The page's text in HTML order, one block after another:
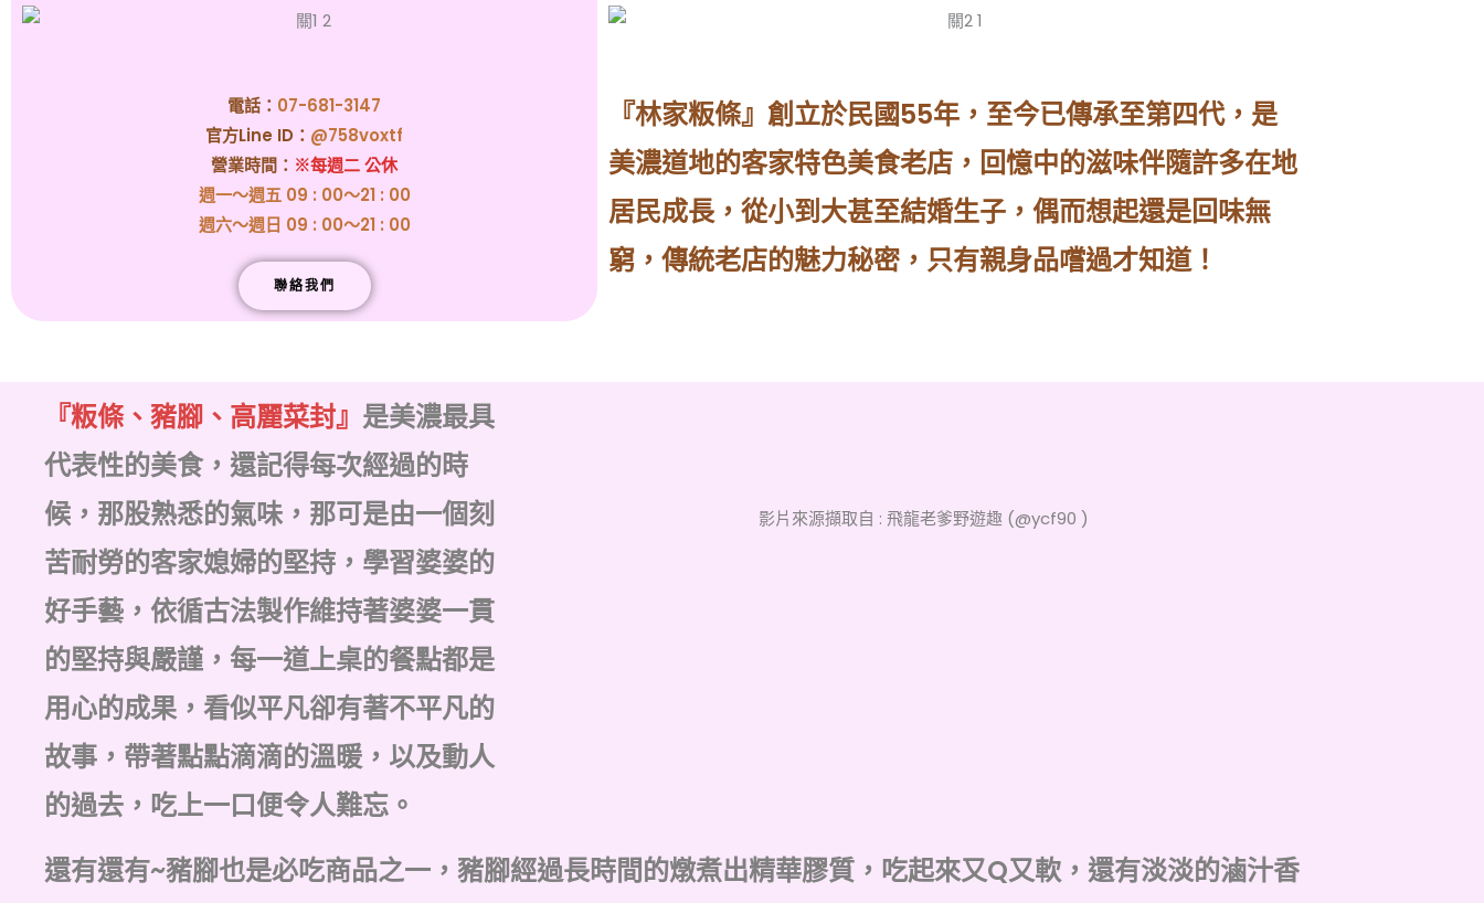
電話： 07-681-3147
官方Line ID： @758voxtf
營業時間： ※每週二 公休
週一～週五 09 : 00～21 : 00
週六～週日 09 : 00～21 : 00
聯絡我們
『林家粄條』創立於民國55年，至今已傳承至第四代，是
美濃道地的客家特色美食老店，回憶中的滋味伴隨許多在地
居民成長，從小到大甚至結婚生子，偶而想起還是回味無
窮，傳統老店的魅力秘密，只有親身品嚐過才知道！
『粄條、豬腳、高麗菜封』 是美濃最具
代表性的美食，還記得每次經過的時
候，那股熟悉的氣味，那可是由一個刻
苦耐勞的客家媳婦的堅持，學習婆婆的
好手藝，依循古法製作維持著婆婆一貫
的堅持與嚴謹，每一道上桌的餐點都是
用心的成果，看似平凡卻有著不平凡的
故事，帶著點點滴滴的溫暖，以及動人
的過去，吃上一口便令人難忘。
影片來源擷取自 : 飛龍老爹野遊趣 (@ycf90 )
還有還有~豬腳也是必吃商品之一，豬腳經過長時間的燉煮出精華膠質，吃起來又Q又軟，還有淡淡的滷汁香